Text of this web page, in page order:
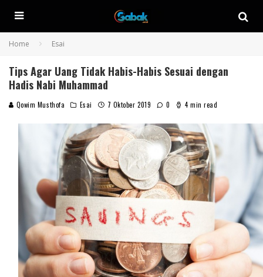
Home Esai
Tips Agar Uang Tidak Habis-Habis Sesuai dengan
Hadis Nabi Muhammad
Qowim Musthofa Esai 7 Oktober 2019 0 4 min read